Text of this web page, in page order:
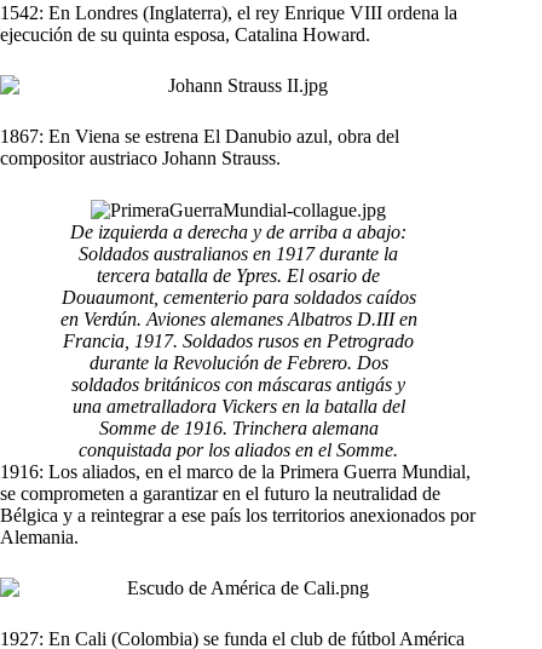
1542: En Londres (Inglaterra), el rey Enrique VIII ordena la
ejecución de su quinta esposa, Catalina Howard.
1867: En Viena se estrena El Danubio azul, obra del
compositor austriaco Johann Strauss.
De izquierda a derecha y de arriba a abajo:
Soldados australianos en 1917 durante la
tercera batalla de Ypres. El osario de
Douaumont, cementerio para soldados caídos
en Verdún. Aviones alemanes Albatros D.III en
Francia, 1917. Soldados rusos en Petrogrado
durante la Revolución de Febrero. Dos
soldados británicos con máscaras antigás y
una ametralladora Vickers en la batalla del
Somme de 1916. Trinchera alemana
conquistada por los aliados en el Somme.
1916: Los aliados, en el marco de la Primera Guerra Mundial,
se comprometen a garantizar en el futuro la neutralidad de
Bélgica y a reintegrar a ese país los territorios anexionados por
Alemania.
1927: En Cali (Colombia) se funda el club de fútbol América